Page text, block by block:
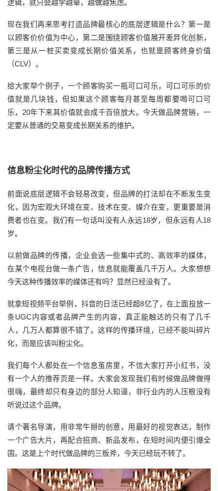
逻辑，就只会越学越晕，越做越焦虑。
现在我们再来思考打造品牌最核心的底层逻辑是什么？第一是
以顾客价价值为中心，第二是围绕顾客价值展开差异化创新，
第三是从一桩买卖变成长期价值关系，也就是顾客终身价值
（CLV）。
给大家举个例子，一个顾客购买一瓶可口可乐，可口可乐的价
值就是几块钱，但如果这个顾客每月甚至每周都要喝可口可
乐，20年下来其价值就会成千百倍放大。今天做品牌营销，一
定要从普通的交易变成长期关系的维护。
信息粉尘化时代的品牌传播方式
前面说底层逻辑不会轻易改变，但品牌的打法却在不断发生变
化，因为宏观大环境在变、技术在变、媒介在变，更重要是消
费者也在变。我们有一句话叫没有人永远18岁，但永远有人18
岁。
以前做品牌的传播，企业会选一些集中式的、高效率的媒体，
在某个电视台做一条广告，信息就能覆盖几千万人。大家想想
今天这种传播效率的媒体还有吗？显然已经没有了。
就拿短视频平台举例，抖音的日活已经超8亿了，在上面投放一
条UGC内容或者品牌产生的内容，真正能触达的只有了几千
人，几万人都算很不错了。这样的传播环境，已经不能叫碎片
化，而是应该叫粉尘化。
我们每个人都处在一个信息茧房里，不信大家打开小红书，没
有一个人的推荐页是一样。大家会发现我们有时候做品牌做得
很嗨，最终却只有身边的部分人知道，非行业内的人压根没有
听说过这个品牌。
请个著名导演，用非常牛掰的创意，用最好的视觉表达，制作
一个广告大片，再配合招商、新品发布，在短时间内便引爆全
国。这是上个时代做品牌的三板斧，今天已经玩不转了。